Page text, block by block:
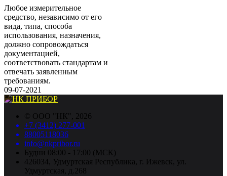
Любое измерительное
средство, независимо от его
вида, типа, способа
использования, назначения,
должно сопровождаться
документацией,
соответствовать стандартам и
отвечать заявленным
требованиям.
09-07-2021
© ООО "НК", 2026
+7 (3412) 277-001
88005118036
info@nkpribor.ru
Будни 08:00 - 17:00 (МСК)
426034, Удмуртская Республика, г. Ижевск, ул.
Удмуртская, д.268